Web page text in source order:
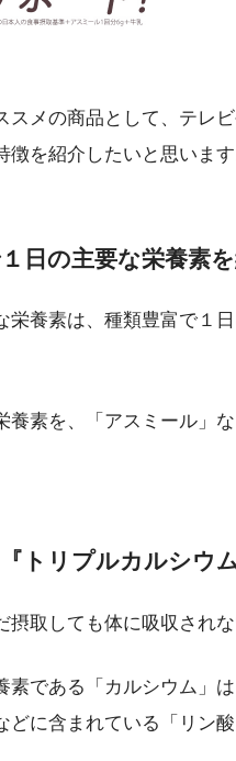
スメの商品として、テレ
徴を紹介したいと思います
日の主要な栄養素
栄養素は、種類豊富で１
養素を、「アスミール」
トリプルカルシウ
摂取しても体に吸収され
素である「カルシウム」
どに含まれている「リン